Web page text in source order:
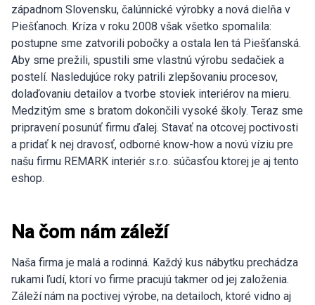
západnom Slovensku, čalúnnické výrobky a nová dielňa v
Piešťanoch. Kríza v roku 2008 však všetko spomalila:
postupne sme zatvorili pobočky a ostala len tá Piešťanská.
Aby sme prežili, spustili sme vlastnú výrobu sedačiek a
postelí. Nasledujúce roky patrili zlepšovaniu procesov,
dolaďovaniu detailov a tvorbe stoviek interiérov na mieru.
Medzitým sme s bratom dokončili vysoké školy. Teraz sme
pripravení posunúť firmu ďalej. Stavať na otcovej poctivosti
a pridať k nej dravosť, odborné know-how a novú víziu pre
našu firmu REMARK interiér s.r.o. súčasťou ktorej je aj tento
eshop.
Na čom nám záleží
Naša firma je malá a rodinná. Každý kus nábytku prechádza
rukami ľudí, ktorí vo firme pracujú takmer od jej založenia.
Záleží nám na poctivej výrobe, na detailoch, ktoré vidno aj